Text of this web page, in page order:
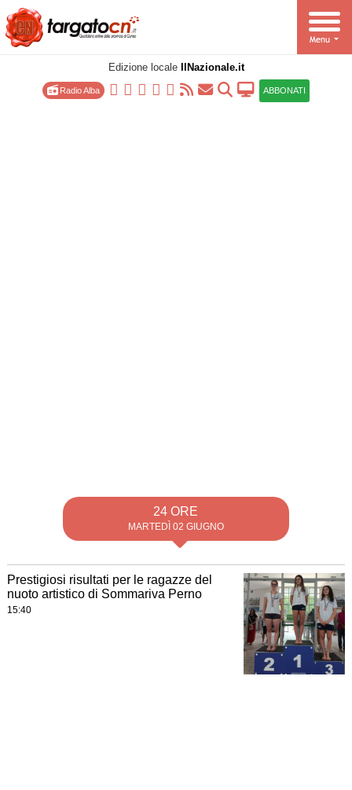
Edizione locale IlNazionale.it
Radio Alba ABBONATI
24 ORE
MARTEDÌ 02 GIUGNO
Prestigiosi risultati per le ragazze del
nuoto artistico di Sommariva Perno
15:40